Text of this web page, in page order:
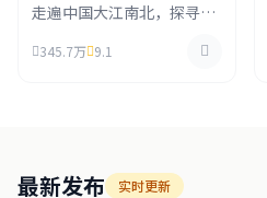
走遍中国大江南北，探寻各
街头小吃到宫廷御膳，品味
345.7万 9.1
最新发布 实时更新